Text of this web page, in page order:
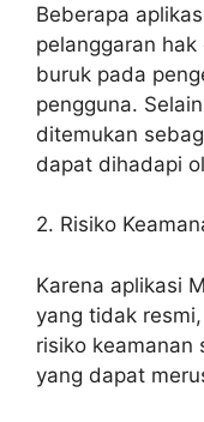
Beberapa
pelanggaran
buruk pada
pengguna.
ditemukan
dapat dihadapi
2. Risiko
Karena aplikasi
yang tidak
risiko keamanan
yang dapat